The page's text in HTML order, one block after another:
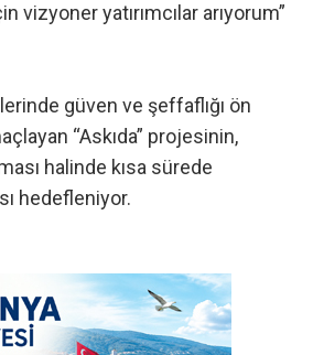
vizyoner yatırımcılar arıyorum”
güven ve şeffaflığı ön
“Askıda” projesinin,
halinde kısa sürede
hedefleniyor.